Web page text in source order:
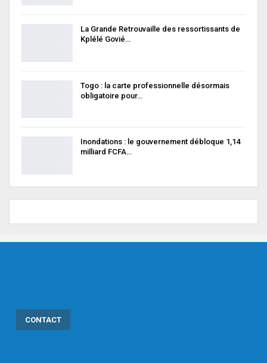
La Grande Retrouvaille des ressortissants de
Kplélé Govié…
Togo : la carte professionnelle désormais
obligatoire pour…
Inondations : le gouvernement débloque 1,14
milliard FCFA…
CONTACT